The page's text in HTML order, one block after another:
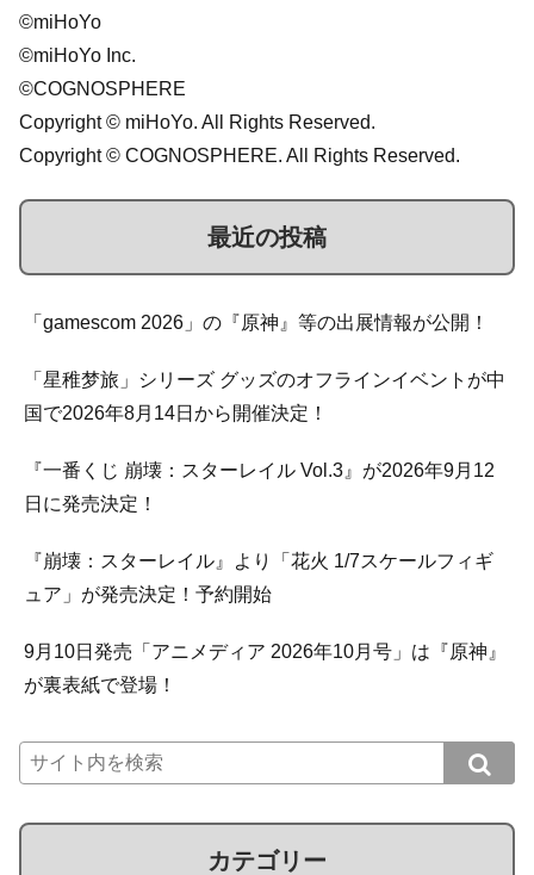
©miHoYo
©miHoYo Inc.
©COGNOSPHERE
Copyright © miHoYo. All Rights Reserved.
Copyright © COGNOSPHERE. All Rights Reserved.
最近の投稿
「gamescom 2026」の『原神』等の出展情報が公開！
「星稚梦旅」シリーズ グッズのオフラインイベントが中
国で2026年8月14日から開催決定！
『一番くじ 崩壊：スターレイル Vol.3』が2026年9月12
日に発売決定！
『崩壊：スターレイル』より「花火 1/7スケールフィギ
ュア」が発売決定！予約開始
9月10日発売「アニメディア 2026年10月号」は『原神』
が裏表紙で登場！
カテゴリー